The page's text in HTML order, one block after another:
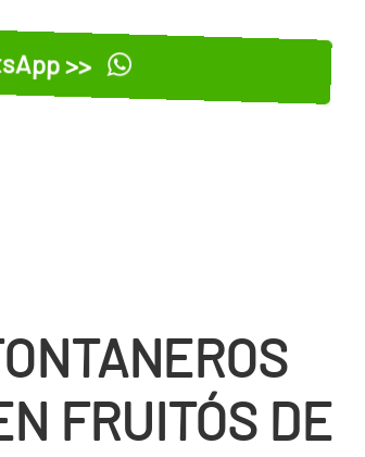
>>
FRUITÓS DE